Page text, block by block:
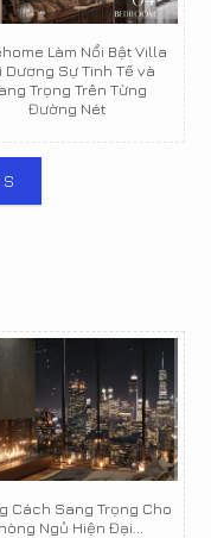
Làm Nổi Bật Villa
Dương Sự Tinh Tế và
Trọng Trên Từng
Đường Nét
Cách Sang Trọng Cho
Ngủ Hiện Đại...